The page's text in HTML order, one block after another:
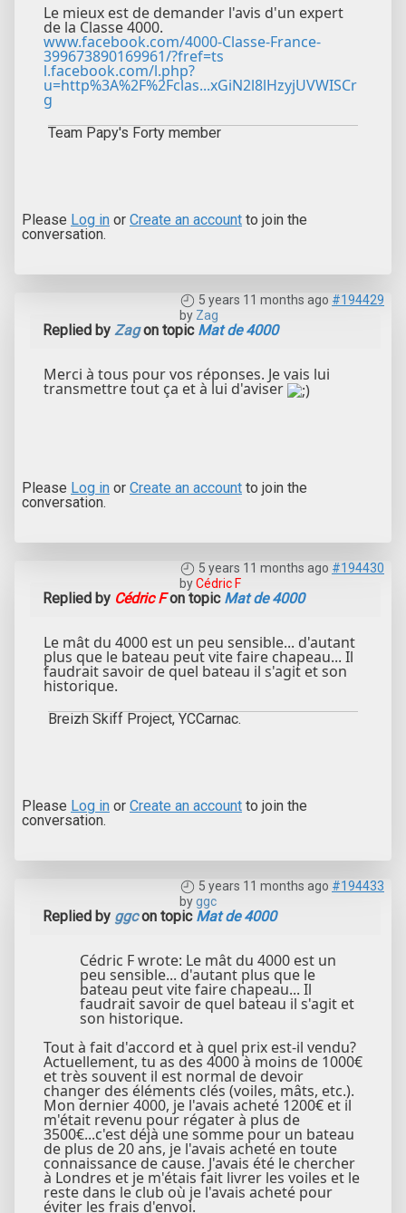
Le mieux est de demander l'avis d'un expert
de la Classe 4000.
www.facebook.com/4000-Classe-France-
399673890169961/?fref=ts
l.facebook.com/l.php?
u=http%3A%2F%2Fclas...xGiN2l8lHzyjUVWISCr
g
Team Papy's Forty member
Please Log in or Create an account to join the
conversation.
5 years 11 months ago #194429
by Zag
Replied by Zagon topic Mat de 4000
Merci à tous pour vos réponses. Je vais lui
transmettre tout ça et à lui d'aviser
Please Log in or Create an account to join the
conversation.
5 years 11 months ago #194430
byCédric F
Replied by Cédric Fon topic Mat de 4000
Le mât du 4000 est un peu sensible... d'autant
plus que le bateau peut vite faire chapeau... Il
faudrait savoir de quel bateau il s'agit et son
historique.
Breizh Skiff Project, YCCarnac.
Please Log in or Create an account to join the
conversation.
5 years 11 months ago #194433
byggc
Replied by ggcon topic Mat de 4000
Cédric F wrote: Le mât du 4000 est un
peu sensible... d'autant plus que le
bateau peut vite faire chapeau... Il
faudrait savoir de quel bateau il s'agit et
son historique.
Tout à fait d'accord et à quel prix est-il vendu?
Actuellement, tu as des 4000 à moins de 1000€
et très souvent il est normal de devoir
changer des éléments clés (voiles, mâts, etc.).
Mon dernier 4000, je l'avais acheté 1200€ et il
m'était revenu pour régater à plus de
3500€...c'est déjà une somme pour un bateau
de plus de 20 ans, je l'avais acheté en toute
connaissance de cause. J'avais été le chercher
à Londres et je m'étais fait livrer les voiles et le
reste dans le club où je l'avais acheté pour
éviter les frais d'envoi.